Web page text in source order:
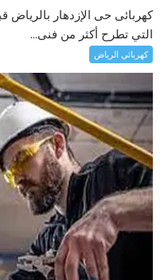
كهربائى حى الإزدهار
التي تطرح أكثر من فنى...
كهربائي الرياض